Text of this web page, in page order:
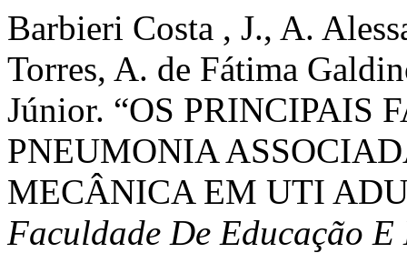
Barbieri Costa , J., A.
Torres, A. de Fátima
Júnior. “OS PRINCIPAIS
PNEUMONIA
MECÂNICA EM UTI
Faculdade De Educação E